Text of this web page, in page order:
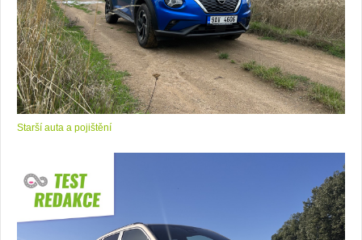
Starší auta a pojištění